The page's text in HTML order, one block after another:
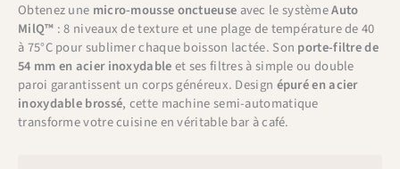
Obtenez une micro-mousse onctueuseavec le systèmeAuto
MilQ™ : 8 niveaux de texture et une plage de température de 40
à 75°C pour sublimer chaque boisson lactée. Son porte-filtre de
54 mm en acier inoxydableet ses filtres à simple ou double
paroi garantissent un corps généreux. Design épuré en acier
inoxydable brossé, cette machine semi-automatique
transforme votre cuisine en véritable bar à café.